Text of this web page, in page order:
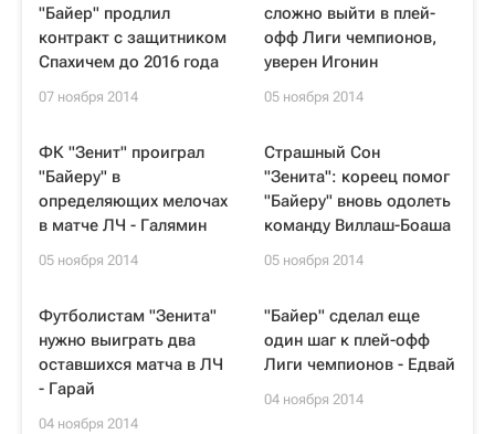
"Байер" продлил
контракт с защитником
Спахичем до 2016 года
07 ноября 2014
сложно выйти в плей-
офф Лиги чемпионов,
уверен Игонин
05 ноября 2014
ФК "Зенит" проиграл
"Байеру" в
определяющих мелочах
в матче ЛЧ - Галямин
05 ноября 2014
Страшный Сон
"Зенита": кореец помог
"Байеру" вновь одолеть
команду Виллаш-Боаша
05 ноября 2014
Футболистам "Зенита"
нужно выиграть два
оставшихся матча в ЛЧ
- Гарай
04 ноября 2014
"Байер" сделал еще
один шаг к плей-офф
Лиги чемпионов - Едвай
04 ноября 2014